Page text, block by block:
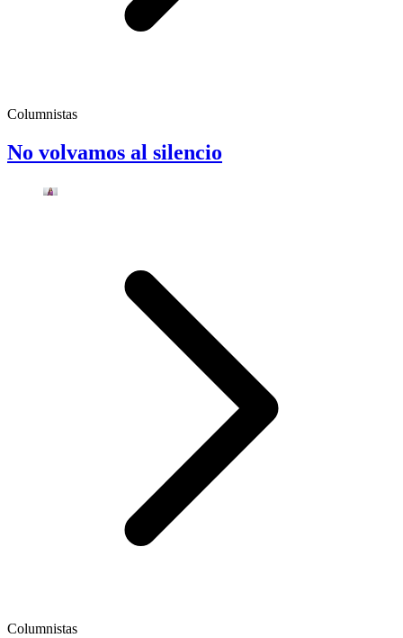
Columnistas
No volvamos al silencio
Columnistas